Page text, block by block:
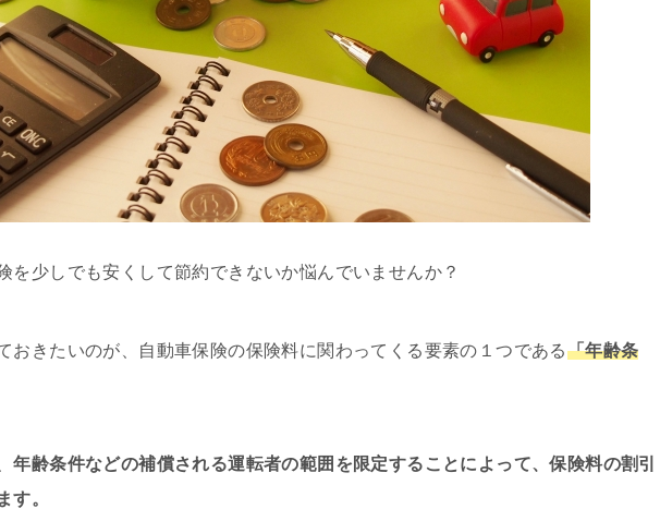
を少しでも安くして節約できないか悩んでいませんか？
おきたいのが、自動車保険の保険料に関わってくる要素の１つである「年齢条
年齢条件などの補償される運転者の範囲を限定することによって、保険料の割引
す。